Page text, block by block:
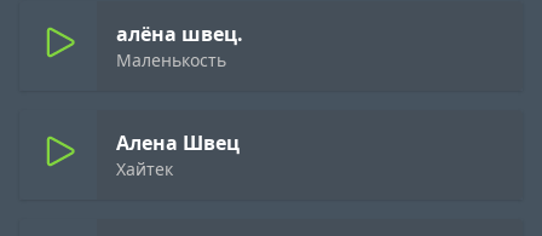
алёна швец.
Маленькость
Алена Швец
Хайтек